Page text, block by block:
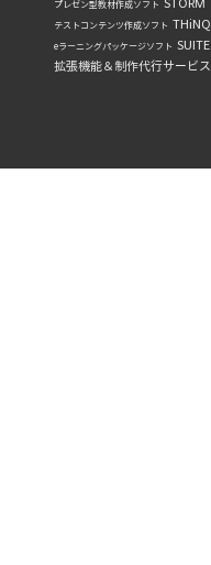
プレゼン型教材作成ソフト
テストコンテンツ作成ソフト THiNQ
eラーニングパッケージソフト SUITE
拡張機能＆制作代行サービス